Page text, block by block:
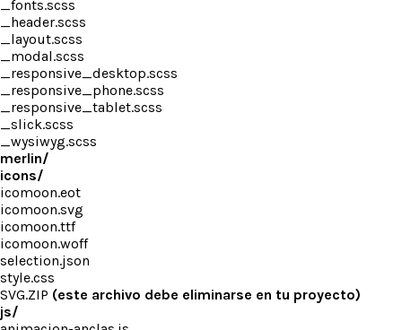
_fonts.scss
_header.scss
_layout.scss
_modal.scss
_responsive_desktop.scss
_responsive_phone.scss
_responsive_tablet.scss
_slick.scss
_wysiwyg.scss
merlin/
icons/
icomoon.eot
icomoon.svg
icomoon.ttf
icomoon.woff
selection.json
style.css
SVG.ZIP (este archivo debe eliminarse en tu proyecto)
js/